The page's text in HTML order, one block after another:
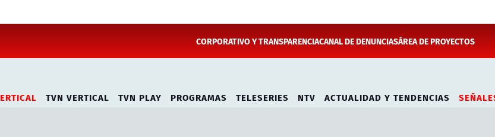
CORPORATIVO Y TRANSPARENCIACANAL DE DENUNCIASÁREA DE PROYECTOS
TVN VERTICAL TVN PLAY PROGRAMAS TELESERIES NTV ACTUALIDAD Y TENDENCIAS